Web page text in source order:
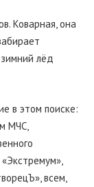
Коварная, она
лёд
в этом поиске:
МЧС,
всем,